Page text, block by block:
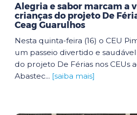
Alegria e sabor marcam a
crianças do projeto De
Ceag Guarulhos
Nesta quinta-feira (16) o CEU
um passeio divertido e
do projeto De Férias nos CEUs
Abastec... [saiba mais]